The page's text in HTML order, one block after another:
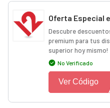
Oferta Especial
Descubre
premium para tus
superior hoy mismo!
No Verificado
Ver Código